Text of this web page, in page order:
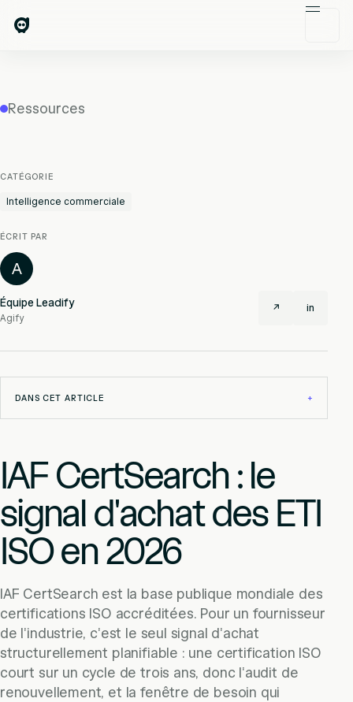
Ressources
CATÉGORIE
Intelligence commerciale
ÉCRIT PAR
A
Équipe Leadify
Agify
↗ in
DANS CET ARTICLE +
IAF CertSearch : le
signal d'achat des ETI
ISO en 2026
IAF CertSearch est la base publique mondiale des
certifications ISO accréditées. Pour un fournisseur
de l'industrie, c'est le seul signal d'achat
structurellement planifiable : une certification ISO
court sur un cycle de trois ans, donc l'audit de
renouvellement, et la fenêtre de besoin qui